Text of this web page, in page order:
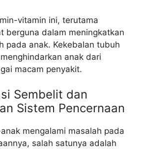
vitamin ini, terutama
berguna dalam meningkatkan
pada anak. Kekebalan tubuh
anak dari
macam penyakit.
Sembelit dan
Sistem Pencernaan
mengalami masalah pada
salah satunya adalah